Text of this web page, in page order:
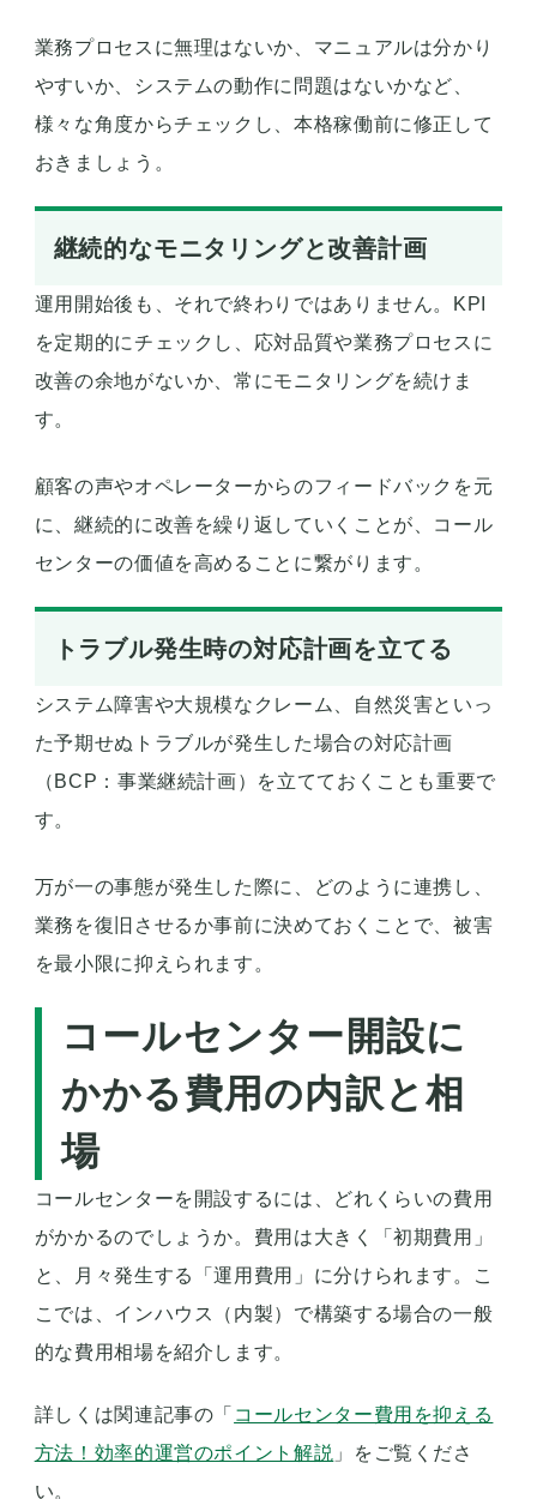
業務プロセスに無理はないか、マニュアルは分かり
やすいか、システムの動作に問題はないかなど、
様々な角度からチェックし、本格稼働前に修正して
おきましょう。
継続的なモニタリングと改善計画
運用開始後も、それで終わりではありません。KPI
を定期的にチェックし、応対品質や業務プロセスに
改善の余地がないか、常にモニタリングを続けま
す。
顧客の声やオペレーターからのフィードバックを元
に、継続的に改善を繰り返していくことが、コール
センターの価値を高めることに繋がります。
トラブル発生時の対応計画を立てる
システム障害や大規模なクレーム、自然災害といっ
た予期せぬトラブルが発生した場合の対応計画
（BCP：事業継続計画）を立てておくことも重要で
す。
万が一の事態が発生した際に、どのように連携し、
業務を復旧させるか事前に決めておくことで、被害
を最小限に抑えられます。
コールセンター開設に
かかる費用の内訳と相
場
コールセンターを開設するには、どれくらいの費用
がかかるのでしょうか。費用は大きく「初期費用」
と、月々発生する「運用費用」に分けられます。こ
こでは、インハウス（内製）で構築する場合の一般
的な費用相場を紹介します。
詳しくは関連記事の「 コールセンター費用を抑える
方法！効率的運営のポイント解説 」をご覧くださ
い。